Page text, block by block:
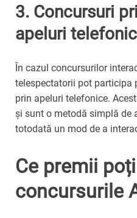
3. Concursuri
apeluri
În cazul concursurilor
telespectatorii pot participa
prin apeluri telefonice.
și sunt o metodă simplă de
totodată un mod de a
Ce premii
concursurile